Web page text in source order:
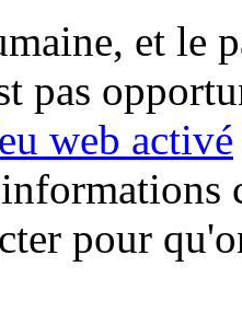
et le
pas
web activé
pour